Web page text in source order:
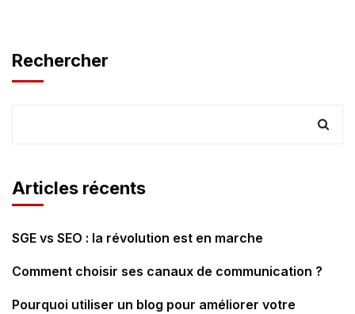
Rechercher
Articles récents
SGE vs SEO : la révolution est en marche
Comment choisir ses canaux de communication ?
Pourquoi utiliser un blog pour améliorer votre